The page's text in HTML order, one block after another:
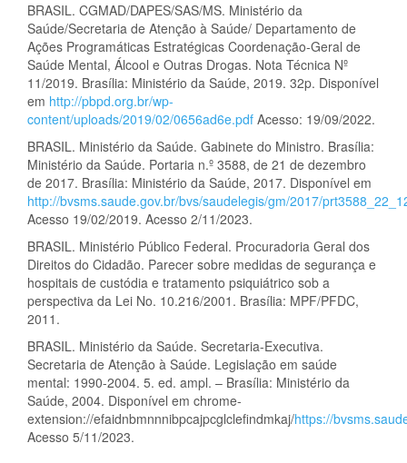
BRASIL. CGMAD/DAPES/SAS/MS. Ministério da
Saúde/Secretaria de Atenção à Saúde/ Departamento de
Ações Programáticas Estratégicas Coordenação-Geral de
Saúde Mental, Álcool e Outras Drogas. Nota Técnica Nº
11/2019. Brasília: Ministério da Saúde, 2019. 32p. Disponível
em http://pbpd.org.br/wp-
content/uploads/2019/02/0656ad6e.pdf Acesso: 19/09/2022.
BRASIL. Ministério da Saúde. Gabinete do Ministro. Brasília:
Ministério da Saúde. Portaria n.º 3588, de 21 de dezembro
de 2017. Brasília: Ministério da Saúde, 2017. Disponível em
http://bvsms.saude.gov.br/bvs/saudelegis/gm/2017/
Acesso 19/02/2019. Acesso 2/11/2023.
BRASIL. Ministério Público Federal. Procuradoria Geral dos
Direitos do Cidadão. Parecer sobre medidas de segurança e
hospitais de custódia e tratamento psiquiátrico sob a
perspectiva da Lei No. 10.216/2001. Brasília: MPF/PFDC,
2011.
BRASIL. Ministério da Saúde. Secretaria-Executiva.
Secretaria de Atenção à Saúde. Legislação em saúde
mental: 1990-2004. 5. ed. ampl. – Brasília: Ministério da
Saúde, 2004. Disponível em chrome-
extension://efaidnbmnnnibpcajpcglclefindmkaj/https://
Acesso 5/11/2023.